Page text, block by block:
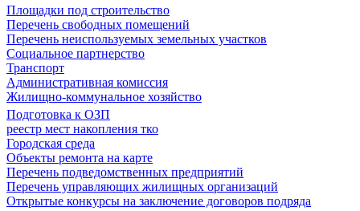
Площадки под строительство
Перечень свободных помещений
Перечень неиспользуемых земельных участков
Социальное партнерство
Транспорт
Административная комиссия
Жилищно-коммунальное хозяйство
Подготовка к ОЗП
реестр мест накопления тко
Городская среда
Объекты ремонта на карте
Перечень подведомственных предприятий
Перечень управляющих жилищных организаций
Открытые конкурсы на заключение договоров подряда